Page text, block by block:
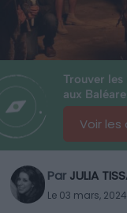
Trouver
aux
Voir les
Par JULIA
Le 03 mars,